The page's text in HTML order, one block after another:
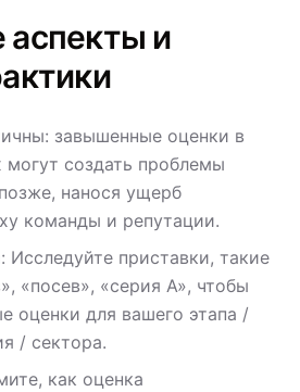
и
завышенные оценки в
могут создать проблемы
нанося ущерб
команды и репутации.
Исследуйте приставки, такие
«посев», «серия А», чтобы
оценки для вашего этапа /
/ сектора.
как оценка